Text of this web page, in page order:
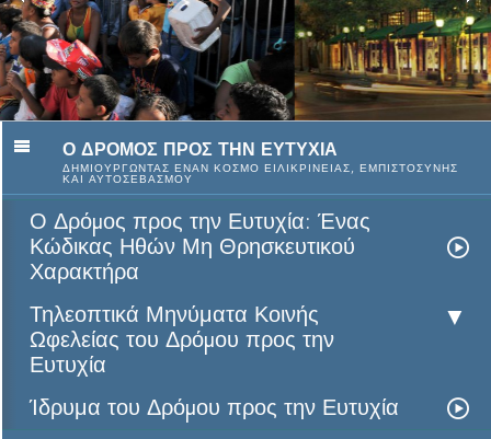
Ο Δρόµος προς την Ευτυχία: Ένας
Κώδικας Ηθών μη Θρησκευτικού
Χαρακτήρα
Δείτε το Βίντεο
Ο ΔΡΟΜΟΣ ΠΡΟΣ ΤΗΝ ΕΥΤΥΧΙΑ
ΔΗΜΙΟΥΡΓΩΝΤΑΣ ΕΝΑΝ ΚΟΣΜΟ ΕΙΛΙΚΡΙΝΕΙΑΣ, ΕΜΠΙΣΤΟΣΥΝΗΣ
ΚΑΙ ΑΥΤΟΣΕΒΑΣΜΟΥ
Ο Δρόµος προς την Ευτυχία: Ένας
Κώδικας Ηθών Μη Θρησκευτικού
Χαρακτήρα
Τηλεοπτικά Μηνύματα Κοινής
Ωφελείας του Δρόµου προς την
Ευτυχία
Ίδρυμα του Δρόµου προς την Ευτυχία